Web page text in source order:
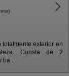
exterior en
Consta de 2
ba ...